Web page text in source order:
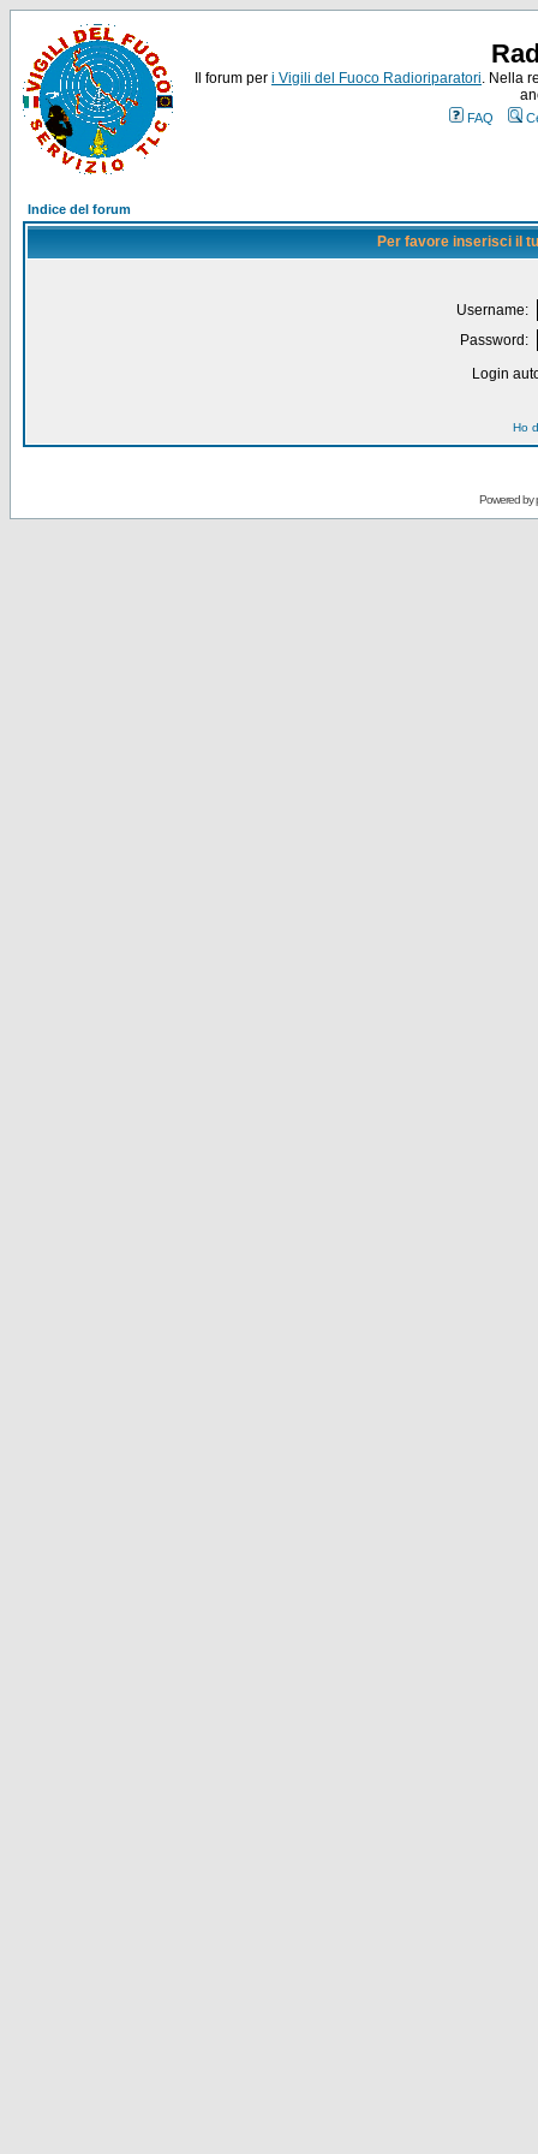
Il forum per i Vigili del Fuoco Radioriparatori. Nella
FAQ
Indice del forum
Per favore inserisci il
Username:
Password:
Login
Ho
Powered by